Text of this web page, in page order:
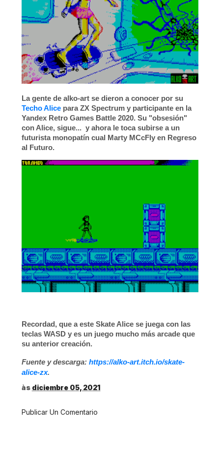
La gente de alko-art se dieron a conocer por su
Techo Alice para ZX Spectrum y participante en la
Yandex Retro Games Battle 2020. Su "obsesión"
con Alice, sigue... y ahora le toca subirse a un
futurista monopatín cual Marty MCcFly en Regreso
al Futuro.
Recordad, que a este Skate Alice se juega con las
teclas WASD y es un juego mucho más arcade que
su anterior creación.
Fuente y descarga: https://alko-art.itch.io/skate-
alice-zx.
às diciembre 05, 2021
Publicar Un Comentario